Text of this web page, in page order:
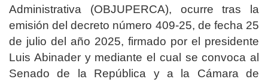
Administrativa (OBJUPERCA), ocurre tras la
emisión del decreto número 409-25, de fecha 25
de julio del año 2025, firmado por el presidente
Luis Abinader y mediante el cual se convoca al
Senado de la República y a la Cámara de